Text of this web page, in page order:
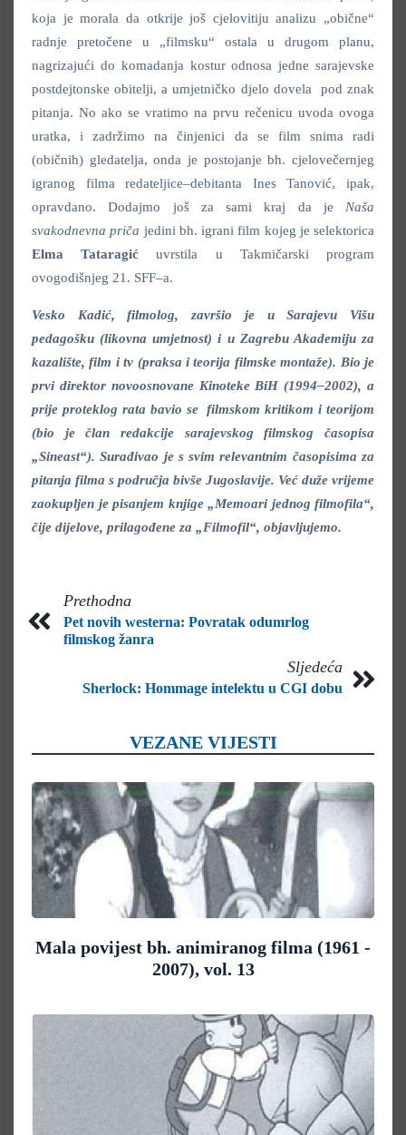
koja je morala da otkrije još cjelovitiju analizu „obične“
radnje pretočene u „filmsku“ ostala u drugom planu,
nagrizajući do komadanja kostur odnosa jedne sarajevske
postdejtonske obitelji, a umjetničko djelo dovela pod znak
pitanja. No ako se vratimo na prvu rečenicu uvoda ovoga
uratka, i zadržimo na činjenici da se film snima radi
(običnih) gledatelja, onda je postojanje bh. cjelovečernjeg
igranog filma redateljice–debitanta Ines Tanović, ipak,
opravdano.
Dodajmo još za sami kraj da je Naša
svakodnevna priča jedini bh. igrani film kojeg je selektorica
Elma Tataragić uvrstila u Takmičarski program
ovogodišnjeg 21. SFF–a.
Vesko Kadić, filmolog, završio je u Sarajevu Višu
pedagošku (likovna umjetnost) i u Zagrebu Akademiju za
kazalište, film i tv (praksa i teorija filmske montaže). Bio je
prvi direktor novoosnovane Kinoteke BiH (1994–2002), a
prije proteklog rata bavio se filmskom kritikom i teorijom
(bio je član redakcije sarajevskog filmskog časopisa
„Sineast“). Surađivao je s svim relevantnim časopisima za
pitanja filma s područja bivše Jugoslavije. Već duže vrijeme
zaokupljen je pisanjem knjige „Memoari jednog filmofila“,
čije dijelove, prilagođene za „Filmofil“, objavljujemo.
Prethodna
Pet novih westerna: Povratak odumrlog
filmskog žanra
Sljedeća
Sherlock: Hommage intelektu u CGI dobu
VEZANE VIJESTI
Mala povijest bh. animiranog filma (1961 -
2007), vol. 13